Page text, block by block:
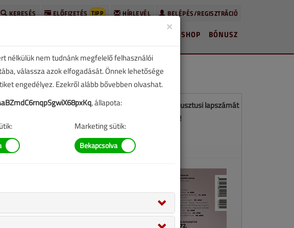
BELÉPÉS/REGISZTRÁCIÓ
HÍRLEVÉL
ELŐFIZETÉS TIPP
KERESÉS
BÓNUSZ
SHOP
Töltse le a VGF&HKL 2026. július-augusztusi lapszámát
PDF formátumban!
×
nélkülük nem tudnánk megfelelő felhasználói
válassza azok elfogadását. Önnek lehetősége
engedélyez. Ezekről alább bővebben olvashat.
, állapota:
Marketing sütik: